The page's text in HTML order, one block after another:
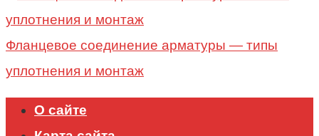
Фланцевое соединение арматуры — типы
уплотнения и монтаж
О сайте